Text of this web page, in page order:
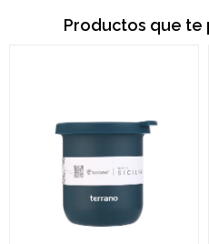
Productos que te